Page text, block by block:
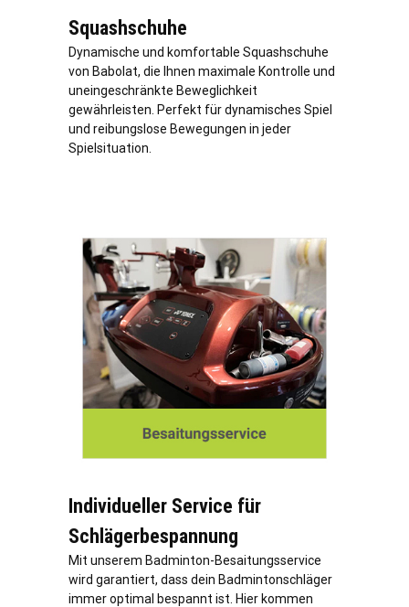
Squashschuhe
Dynamische und komfortable Squashschuhe
von Babolat, die Ihnen maximale Kontrolle und
uneingeschränkte Beweglichkeit
gewährleisten. Perfekt für dynamisches Spiel
und reibungslose Bewegungen in jeder
Spielsituation.
Individueller Service für
Schlägerbespannung
Mit unserem Badminton-Besaitungsservice
wird garantiert, dass dein Badmintonschläger
immer optimal bespannt ist. Hier kommen